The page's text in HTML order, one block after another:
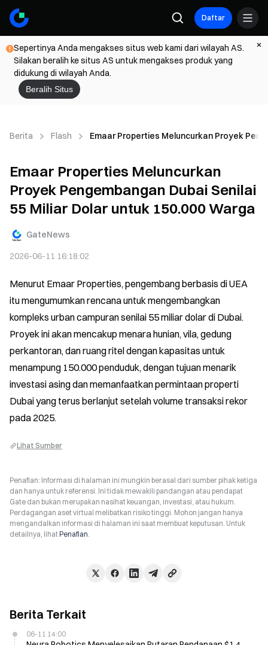
Daftar
Sepertinya Anda mengakses situs web kami dari wilayah AS.
Silakan beralih ke situs AS untuk mengakses produk yang
didukung di wilayah Anda.
Beralih Situs
Berita Flash Emaar Properties Meluncurkan Proyek
Emaar Properties Meluncurkan
Proyek Pengembangan Dubai Senilai
55 Miliar Dolar untuk 150.000 Warga
GateNews
2026-06-11 16:18:02
Menurut Emaar Properties, pengembang berbasis di UEA
itu mengumumkan rencana untuk mengembangkan
kompleks urban campuran senilai 55 miliar dolar di Dubai.
Proyek ini akan mencakup menara hunian, vila, gedung
perkantoran, dan ruang ritel dengan kapasitas untuk
menampung 150.000 penduduk, dengan tujuan menarik
investasi asing dan memanfaatkan permintaan properti
Dubai yang terus berlanjut setelah volume transaksi rekor
pada 2025.
Lihat Sumber
Penafian: Informasi di halaman ini mungkin berasal dari sumber pihak ketiga
dan hanya untuk referensi. Ini tidak mewakili pandangan atau pendapat
Gate dan bukan merupakan nasihat keuangan, investasi, atau hukum.
Perdagangan aset virtual melibatkan risiko tinggi. Mohon jangan hanya
mengandalkan informasi di halaman ini saat membuat keputusan. Untuk
detailnya, lihatPenafian.
Berita Terkait
06-11 14:00